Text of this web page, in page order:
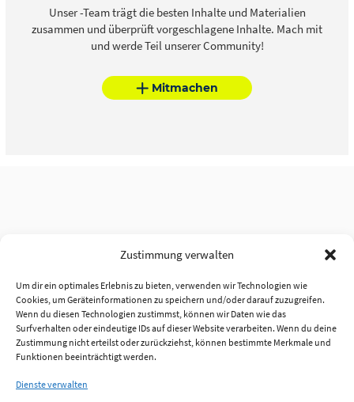
Zustimmung verwalten
Um dir ein optimales Erlebnis zu bieten, verwenden wir Technologien wie
Cookies, um Geräteinformationen zu speichern und/oder darauf zuzugreifen.
Wenn du diesen Technologien zustimmst, können wir Daten wie das
Surfverhalten oder eindeutige IDs auf dieser Website verarbeiten. Wenn du deine
Zustimmung nicht erteilst oder zurückziehst, können bestimmte Merkmale und
Funktionen beeinträchtigt werden.
Dienste verwalten
Unser -Team trägt die besten Inhalte und Materialien
zusammen und überprüft vorgeschlagene Inhalte. Mach mit
und werde Teil unserer Community!
Mitmachen